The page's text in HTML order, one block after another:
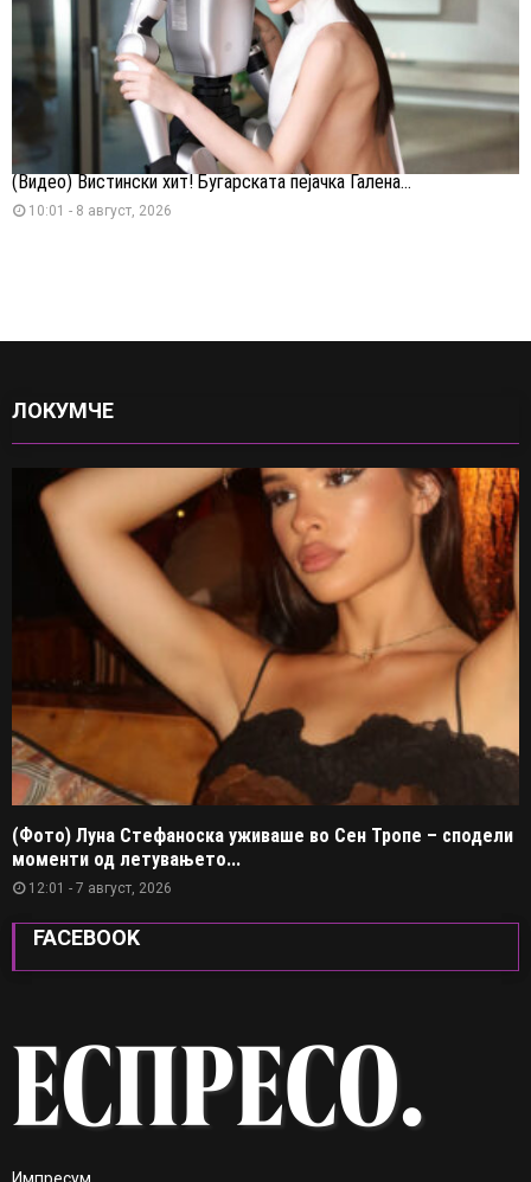
(Видео) Вистински хит! Бугарската пејачка Галена...
10:01 - 8 август, 2026
ЛОКУМЧЕ
(Фото) Луна Стефаноска уживаше во Сен Тропе – сподели
моменти од летувањето...
12:01 - 7 август, 2026
FACEBOOK